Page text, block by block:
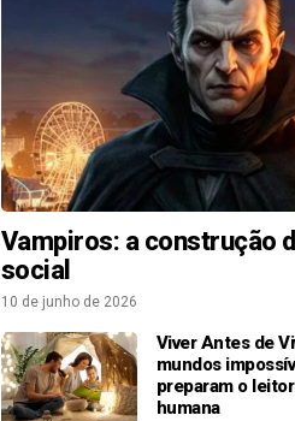
Vampiros: a construção
social
10 de junho de 2026
Viver Antes de
mundos
preparam o
humana